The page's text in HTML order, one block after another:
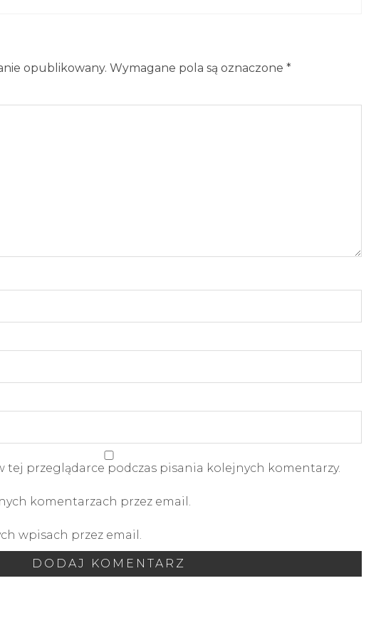
opublikowany. Wymagane pola są oznaczone *
tej przeglądarce podczas pisania kolejnych komentarzy.
komentarzach przez email.
wpisach przez email.